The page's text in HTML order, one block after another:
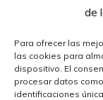
de
Para ofrecer las
las cookies para
dispositivo. El
procesar datos
identificaciones
¿Hablamos?
624 51 12 10